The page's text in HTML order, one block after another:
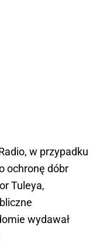
w przypadku
ochronę dóbr
Tuleya,
wydawał